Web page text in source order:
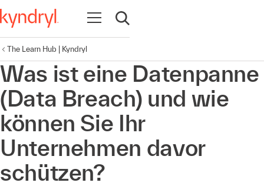
Navigation öffnen
Suche öffnen
The Learn Hub | Kyndryl
Was ist eine Datenpanne
(Data Breach) und wie
können Sie Ihr
Unternehmen davor
schützen?